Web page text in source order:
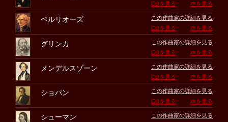
CDを見る
本を見る
ベルリオーズ
この作曲家の詳細を見る
CDを見る
本を見る
グリンカ
この作曲家の詳細を見る
CDを見る
本を見る
メンデルスゾーン
この作曲家の詳細を見る
CDを見る
本を見る
ショパン
この作曲家の詳細を見る
CDを見る
本を見る
シューマン
この作曲家の詳細を見る